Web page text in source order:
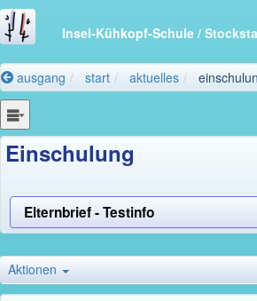
Insel-Kühkopf-Schule /
ausgang start aktuelles
Einschulung
Elternbrief - Testinfo
Aktionen